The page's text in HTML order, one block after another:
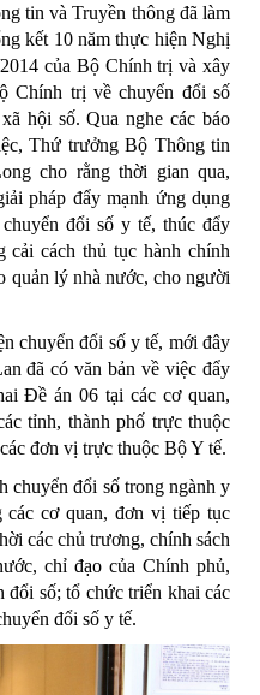
tin và Truyền thông đã làm
kết 10 năm thực hiện Nghị
của Bộ Chính trị và xây
Chính trị về chuyển đổi số
hội số. Qua nghe các báo
Thứ trưởng Bộ Thông tin
cho rằng thời gian qua,
pháp đẩy mạnh ứng dụng
đổi số y tế, thúc đẩy
cải cách thủ tục hành chính
quản lý nhà nước, cho người
chuyển đổi số y tế, mới đây
đã có văn bản về việc đẩy
Đề án 06 tại các cơ quan,
tỉnh, thành phố trực thuộc
đơn vị trực thuộc Bộ Y tế.
chuyển đổi số trong ngành y
cơ quan, đơn vị tiếp tục
các chủ trương, chính sách
chỉ đạo của Chính phủ,
số; tổ chức triển khai các
đổi số y tế.